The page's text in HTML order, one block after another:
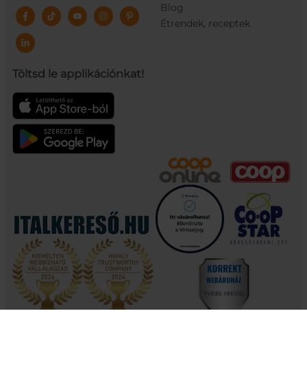
Töltsd le applikációnkat!
Blog
Étrendek, receptek